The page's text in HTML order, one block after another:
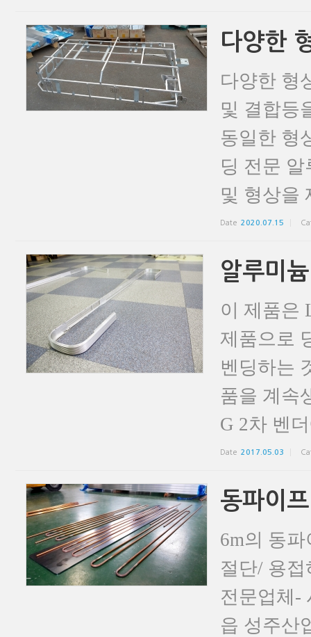
다양한
다양한 형
및 결합등
동일한 형
딩 전문
및 형상을
Date 2020.07.15
알루미
이 제품은
제품으로
벤딩하는
품을 계속
G 2차 벤
Date 2017.05.03
동파이
6m의 동
절단/ 용
전문업체-
읍 성주산